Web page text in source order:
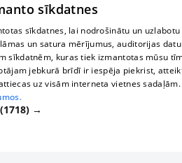
sīkdatnes
sīkdatnes, lai nodrošinātu un
un satura mērījumus, auditorijas
sīkdatnēm, kuras tiek izmantotas mūsu
jebkurā brīdī ir iespēja piekrist,
uz visām interneta vietnes
(1718) →